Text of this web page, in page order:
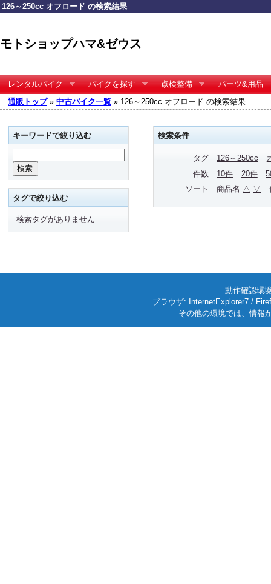
126～250cc オフロード の検索結果
モトショップハマ&ゼウス
レンタルバイク バイクを探す 点検整備
パーツ&用品
通販トップ» 中古バイク一覧 » 126～250cc オフロード の検索結果
検索条件
タグ 126～250cc
件数
10件 20件
ソート
商品名 △ ▽
キーワードで絞り込む
タグで絞り込む
検索タグがありません
動作確認環
ブラウザ: InternetExplorer7 /
その他の環境では、情報